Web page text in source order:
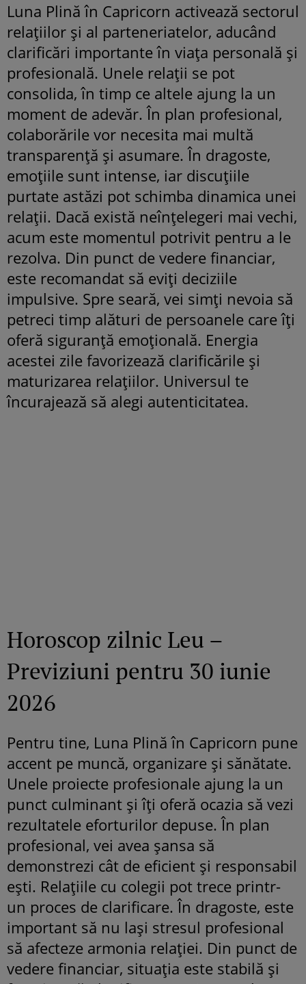
Luna Plină în Capricorn activează sectorul
relațiilor și al parteneriatelor, aducând
clarificări importante în viața personală și
profesională. Unele relații se pot
consolida, în timp ce altele ajung la un
moment de adevăr. În plan profesional,
colaborările vor necesita mai multă
transparență și asumare. În dragoste,
emoțiile sunt intense, iar discuțiile
purtate astăzi pot schimba dinamica unei
relații. Dacă există neînțelegeri mai vechi,
acum este momentul potrivit pentru a le
rezolva. Din punct de vedere financiar,
este recomandat să eviți deciziile
impulsive. Spre seară, vei simți nevoia să
petreci timp alături de persoanele care îți
oferă siguranță emoțională. Energia
acestei zile favorizează clarificările și
maturizarea relațiilor. Universul te
încurajează să alegi autenticitatea.
Horoscop zilnic Leu –
Previziuni pentru 30 iunie
2026
Pentru tine, Luna Plină în Capricorn pune
accent pe muncă, organizare și sănătate.
Unele proiecte profesionale ajung la un
punct culminant și îți oferă ocazia să vezi
rezultatele eforturilor depuse. În plan
profesional, vei avea șansa să
demonstrezi cât de eficient și responsabil
ești. Relațiile cu colegii pot trece printr-
un proces de clarificare. În dragoste, este
important să nu lași stresul profesional
să afecteze armonia relației. Din punct de
vedere financiar, situația este stabilă și